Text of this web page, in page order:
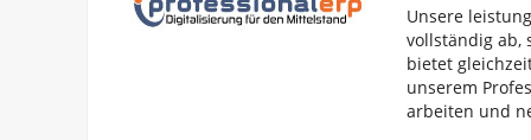
Unsere
vollständig ab,
bietet
unserem
arbeiten und